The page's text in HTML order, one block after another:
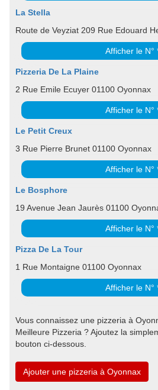
La Stella
Route de Veyziat 209 Rue Edouard
Afficher le N°
Pizzeria De La Plaine
2 Rue Emile Ecuyer 01100 Oyonnax
Afficher le N°
Le Petit Creux
3 Rue Pierre Brunet 01100 Oyonnax
Afficher le N°
Le Bosphore
19 Avenue Jean Jaurès 01100
Afficher le N°
Pizza De La Tour
1 Rue Montaigne 01100 Oyonnax
Afficher le N°
Vous connaissez une pizzeria à
Meilleure Pizzeria ? Ajoutez la
bouton ci-dessous.
Ajouter une pizzeria à Oyonnax